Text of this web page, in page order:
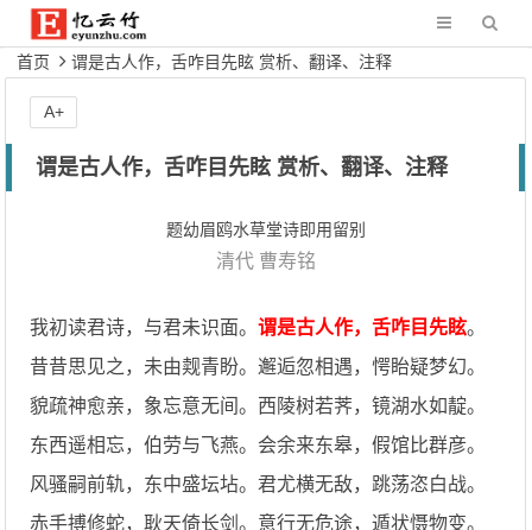
首页 谓是古人作，舌咋目先眩 赏析、翻译、注释
谓是古人作，舌咋目先眩 赏析、翻译、注释
题幼眉鸥水草堂诗即用留别
清代 曹寿铭
我初读君诗，与君未识面。谓是古人作，舌咋目先眩。
昔昔思见之，未由觌青盼。邂逅忽相遇，愕眙疑梦幻。
貌疏神愈亲，象忘意无间。西陵树若荠，镜湖水如靛。
东西遥相忘，伯劳与飞燕。会余来东皋，假馆比群彦。
风骚嗣前轨，东中盛坛坫。君尤横无敌，跳荡恣白战。
赤手搏修蛇，耿天倚长剑。意行无危途，遁状慑物变。
A+